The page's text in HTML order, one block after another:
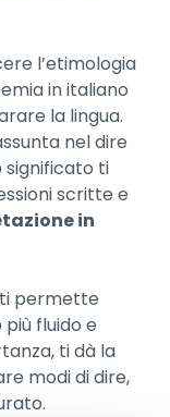
l’etimologia
in italiano
la lingua.
nel dire
significato ti
scritte e
in
permette
fluido e
ti dà la
modi di dire,